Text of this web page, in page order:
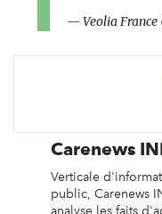
— Veolia France
Carenews
Verticale
public, Carenews
analyse les faits